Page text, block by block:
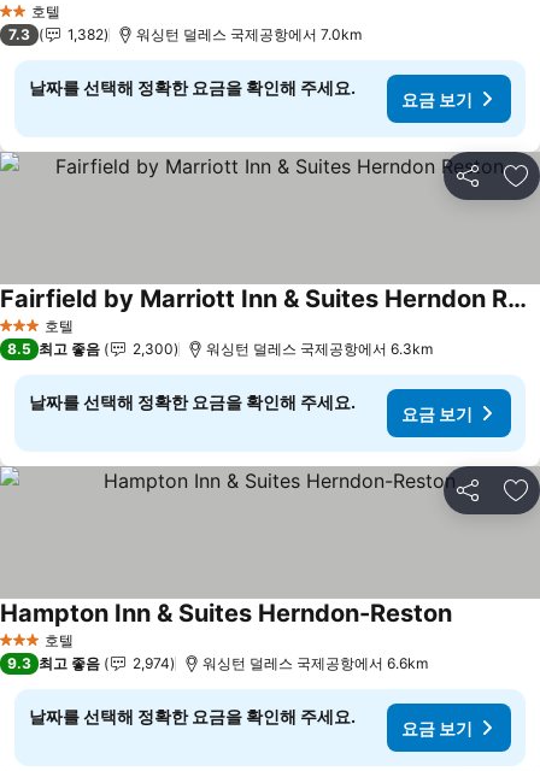
2 성급호텔
7.3 1,382 워싱턴 덜레스 국제공항에서 7.0km
날짜를 선택해 정확한 요금을 확인해 주세요.
요금 보기
공유 즐
3 성급 호텔
Fairfield by Marriott Inn & Suites Herndon Reston
8.5 최고 좋음 2,300 워싱턴 덜레스 국제공항에서 6.3km
날짜를 선택해 정확한 요금을 확인해 주세요.
요금 보기
공유 즐
3 성급 호텔
Hampton Inn & Suites Herndon-Reston
9.3 최고 좋음 2,974 워싱턴 덜레스 국제공항에서 6.6km
날짜를 선택해 정확한 요금을 확인해 주세요.
요금 보기